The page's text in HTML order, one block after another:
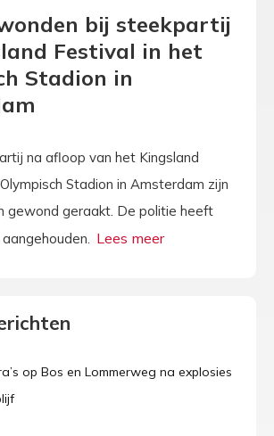
bij steekpartij
Festival in het
Stadion in
na afloop van het Kingsland
Stadion in Amsterdam zijn
gewond geraakt. De politie heeft
op Bos en Lommerweg na explosies